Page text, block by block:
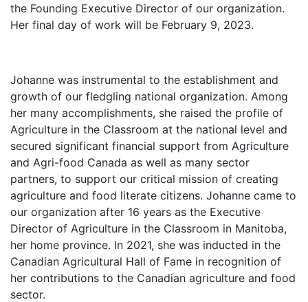
the Founding Executive Director of our organization.
Her final day of work will be February 9, 2023.
Johanne was instrumental to the establishment and
growth of our fledgling national organization. Among
her many accomplishments, she raised the profile of
Agriculture in the Classroom at the national level and
secured significant financial support from Agriculture
and Agri-food Canada as well as many sector
partners, to support our critical mission of creating
agriculture and food literate citizens. Johanne came to
our organization after 16 years as the Executive
Director of Agriculture in the Classroom in Manitoba,
her home province. In 2021, she was inducted in the
Canadian Agricultural Hall of Fame in recognition of
her contributions to the Canadian agriculture and food
sector.